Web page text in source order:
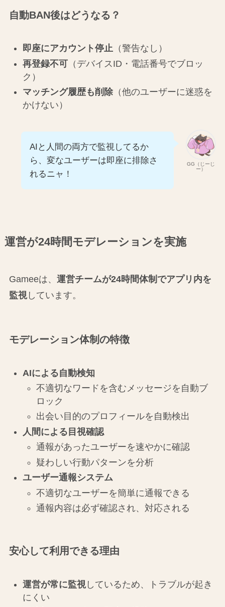
自動BAN後はどうなる？
即座にアカウント停止（警告なし）
再登録不可（デバイスID・電話番号でブロッ
ク）
マッチング履歴も削除（他のユーザーに迷惑を
かけない）
GG（じーじ
ー）
AIと人間の両方で監視してるか
ら、変なユーザーは即座に排除さ
れるニャ！
運営が24時間モデレーションを実施
Gameeは、 運営チームが24時間体制でアプリ内を
監視しています。
モデレーション体制の特徴
AIによる自動検知
不適切なワードを含むメッセージを自動ブ
ロック
出会い目的のプロフィールを自動検出
人間による目視確認
通報があったユーザーを速やかに確認
疑わしい行動パターンを分析
ユーザー通報システム
不適切なユーザーを簡単に通報できる
通報内容は必ず確認され、対応される
安心して利用できる理由
運営が常に監視しているため、トラブルが起き
にくい